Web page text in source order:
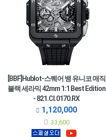
[BBF]Hublot-스퀘어 뱅 유니코 매직
블랙 세라믹 42mm 1:1 Best Edition
- 821.CI.0170.RX
1,120,000
33,600